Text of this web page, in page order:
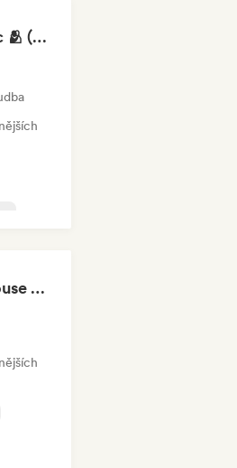
Zara House Music 🫂 (by Jasiel Reynoso)
Rally and Zara House 🏎️ (by Business House Playlists)